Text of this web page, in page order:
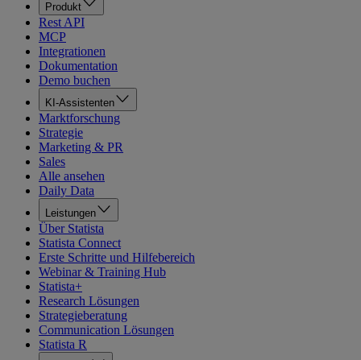
Produkt
Rest API
MCP
Integrationen
Dokumentation
Demo buchen
KI-Assistenten
Marktforschung
Strategie
Marketing & PR
Sales
Alle ansehen
Daily Data
Leistungen
Über Statista
Statista Connect
Erste Schritte und Hilfebereich
Webinar & Training Hub
Statista+
Research Lösungen
Strategieberatung
Communication Lösungen
Statista R